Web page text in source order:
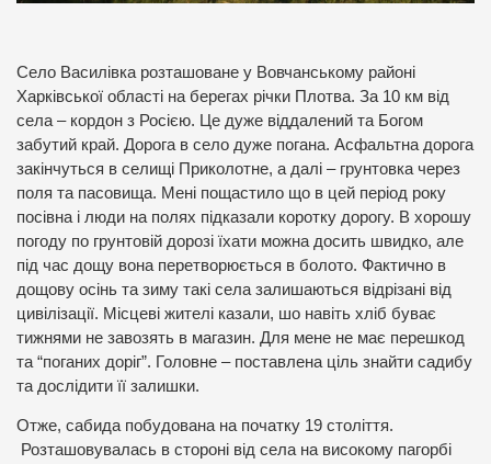
Село Василівка розташоване у Вовчанському районі
Харківської області на берегах річки Плотва. За 10 км від
села – кордон з Росією. Це дуже віддалений та Богом
забутий край. Дорога в село дуже погана. Асфальтна дорога
закінчуться в селищі Приколотне, а далі – грунтовка через
поля та пасовища. Мені пощастило що в цей період року
посівна і люди на полях підказали коротку дорогу. В хорошу
погоду по грунтовій дорозі їхати можна досить швидко, але
під час дощу вона перетворюється в болото. Фактично в
дощову осінь та зиму такі села залишаються відрізані від
цивілізації. Місцеві жителі казали, шо навіть хліб буває
тижнями не завозять в магазин. Для мене не має перешкод
та “поганих доріг”. Головне – поставлена ціль знайти садибу
та дослідити її залишки.
Отже, сабида побудована на початку 19 століття.
Розташовувалась в стороні від села на високому пагорбі